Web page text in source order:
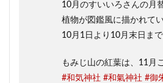
10月のすいいろさんの月
植物が図鑑風に描かれてい
10月1日より10月末日ま
もみじ山の紅葉は、11月
#和気神社 #和氣神社 #御